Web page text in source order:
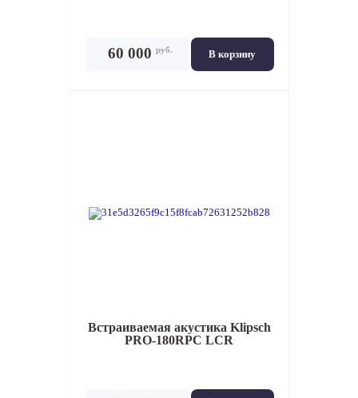
В корзину
60 000 руб.
Встраиваемая акустикаKlipsch
PRO-180RPC LCR